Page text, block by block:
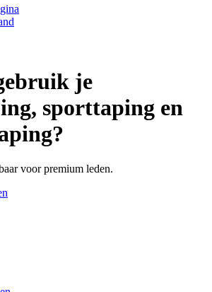
je
sporttaping en
voor premium leden.